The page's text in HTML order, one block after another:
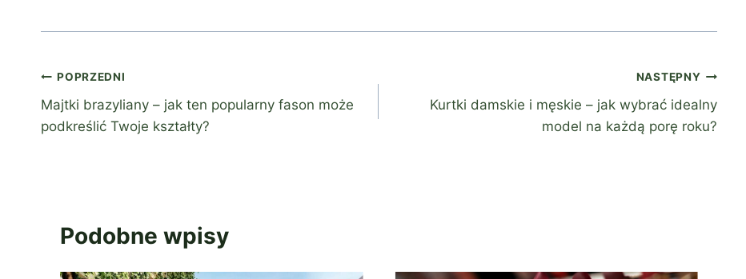
Nawigacja
wpisu
POPRZEDNI
Majtki brazyliany – jak ten popularny fason może
podkreślić Twoje kształty?
NASTĘPNY
Kurtki damskie i męskie – jak wybrać idealny
model na każdą porę roku?
Podobne wpisy